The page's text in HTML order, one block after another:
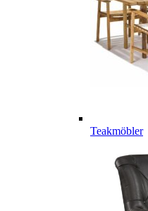
Teakmöbler